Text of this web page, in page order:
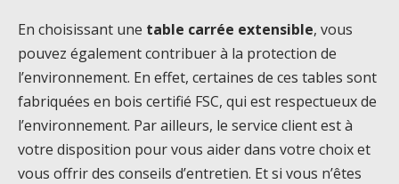
En choisissant une table carrée extensible, vous
pouvez également contribuer à la protection de
l’environnement. En effet, certaines de ces tables sont
fabriquées en bois certifié FSC, qui est respectueux de
l’environnement. Par ailleurs, le service client est à
votre disposition pour vous aider dans votre choix et
vous offrir des conseils d’entretien. Et si vous n’êtes